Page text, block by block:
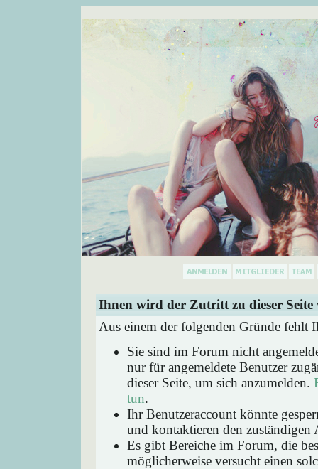
Ihnen wird der Zutritt zu dieser Seite
Aus einem der folgenden Gründe fehlt
Sie sind im Forum nicht
nur für angemeldete Benutzer
dieser Seite, um sich anzumelden.
tun.
Ihr Benutzeraccount könnte
und kontaktieren den zuständigen
Es gibt Bereiche im Forum, die
möglicherweise versucht einen